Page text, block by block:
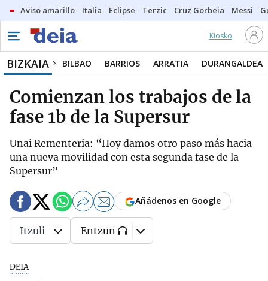
Aviso amarillo Italia Eclipse Terzic Cruz Gorbeia Messi
Kiosko
BIZKAIA BILBAO BARRIOS ARRATIA DURANGALDEA
Comienzan los trabajos de la
fase 1b de la Supersur
Unai Rementeria: “Hoy damos otro paso más hacia
una nueva movilidad con esta segunda fase de la
Supersur”
DEIA
Añádenos en Google
Itzuli Entzun